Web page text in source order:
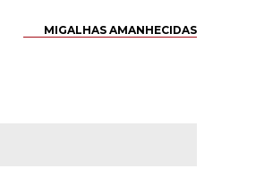
MIGALHAS AMANHECIDAS